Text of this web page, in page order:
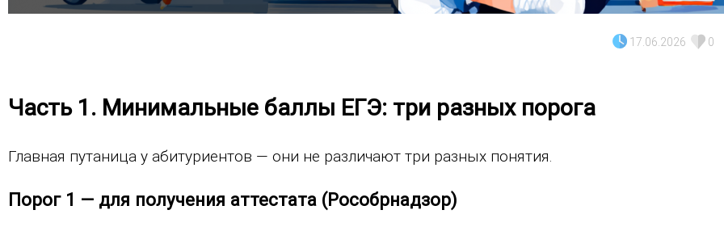
17.06.2026 0
Часть 1. Минимальные баллы ЕГЭ: три разных порога
Главная путаница у абитуриентов — они не различают три разных понятия.
Порог 1 — для получения аттестата (Рособрнадзор)